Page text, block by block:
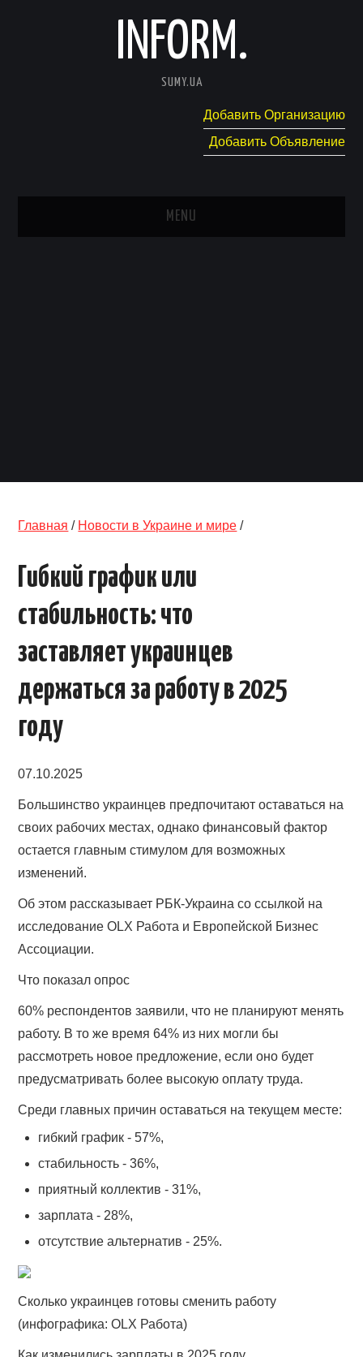
INFORM.
SUMY.UA
Добавить Организацию
Добавить Объявление
MENU
КОНТАКТЫ
Главная / Новости в Украине и мире /
Гибкий график или
стабильность: что
заставляет украинцев
держаться за работу в 2025
году
07.10.2025
Большинство украинцев предпочитают оставаться на
своих рабочих местах, однако финансовый фактор
остается главным стимулом для возможных
изменений.
Об этом рассказывает РБК-Украина со ссылкой на
исследование OLX Работа и Европейской Бизнес
Ассоциации.
Что показал опрос
60% респондентов заявили, что не планируют менять
работу. В то же время 64% из них могли бы
рассмотреть новое предложение, если оно будет
предусматривать более высокую оплату труда.
Среди главных причин оставаться на текущем месте:
гибкий график - 57%,
стабильность - 36%,
приятный коллектив - 31%,
зарплата - 28%,
отсутствие альтернатив - 25%.
Сколько украинцев готовы сменить работу
(инфографика: OLX Работа)